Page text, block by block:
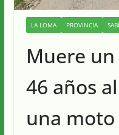
LA LOMA PROVINCIA
Muere
46 años
una moto